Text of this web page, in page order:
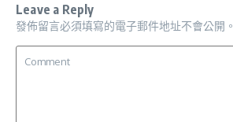
Leave a Reply
發佈留言必須填寫的電子郵件地址不會公開。